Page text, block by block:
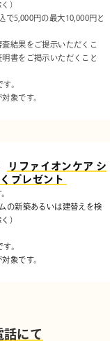
）
で5,000円の最大10,000円と
結果をご提示いただくこ
書をご掲示いただくこと
。
象です。
リファイオンケア シ
プレゼント
の新築あるいは建替えを検
）
。
象です。
にて